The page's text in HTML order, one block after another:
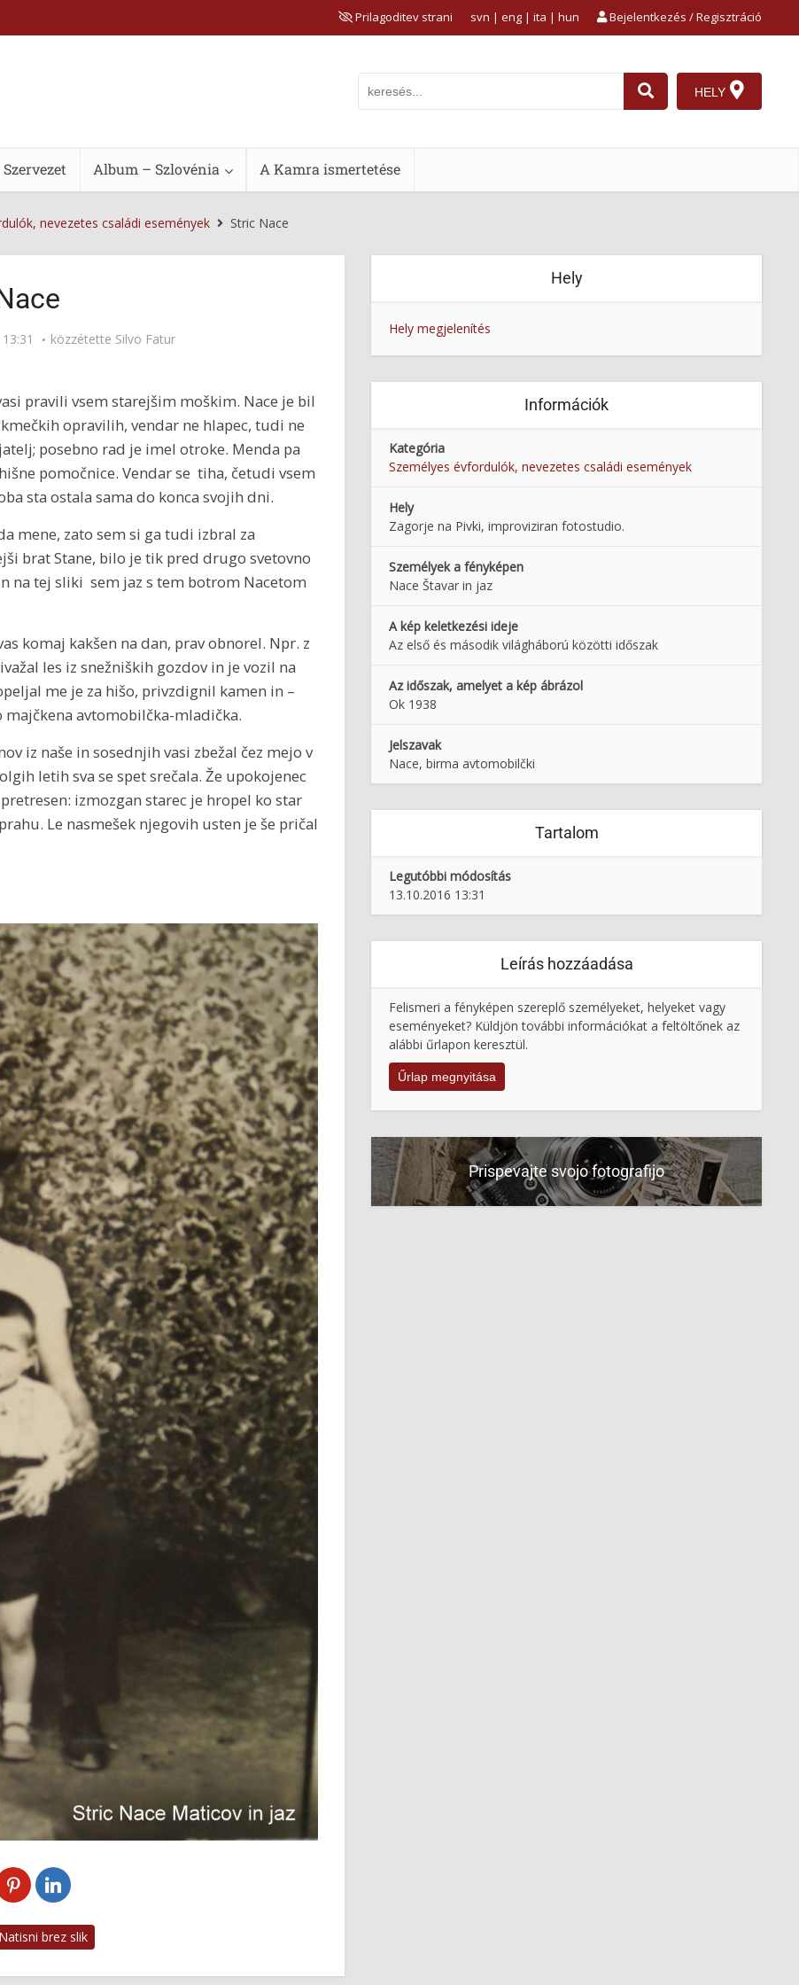
Prilagoditev strani Bejelentkezés / Regisztráció
svn | eng | ita | hun
HELY
Szervezet Album – Szlovénia A Kamra ismertetése
nevezetes családi események Stric Nace
közzétette Silvo Fatur
pravili vsem starejšim moškim. Nace je bil
opravilih, vendar ne hlapec, tudi ne
posebno rad je imel otroke. Menda pa
pomočnice. Vendar se tiha, četudi vsem
sta ostala sama do konca svojih dni.
mene, zato sem si ga tudi izbral za
brat Stane, bilo je tik pred drugo svetovno
na tej sliki sem jaz s tem botrom Nacetom
komaj kakšen na dan, prav obnorel. Npr. z
les iz snežniških gozdov in je vozil na
me je za hišo, privzdignil kamen in –
avtomobilčka-mladička.
iz naše in sosednjih vasi zbežal čez mejo v
letih sva se spet srečala. Že upokojenec
izmozgan starec je hropel ko star
Le nasmešek njegovih usten je še pričal
brez slik
Hely
Hely megjelenítés
Információk
Kategória
Személyes évfordulók, nevezetes családi események
Hely
Zagorje na Pivki, improviziran fotostudio.
Személyek a fényképen
Nace Štavar in jaz
A kép keletkezési ideje
Az első és második világháború közötti időszak
Az időszak, amelyet a kép ábrázol
Ok 1938
Jelszavak
Nace, birma avtomobilčki
Tartalom
Legutóbbi módosítás
13.10.2016 13:31
Leírás hozzáadása
Felismeri a fényképen szereplő személyeket, helyeket vagy
eseményeket? Küldjön további információkat a feltöltőnek az
alábbi űrlapon keresztül.
Űrlap megnyitása
Prispevajte svojo fotografijo